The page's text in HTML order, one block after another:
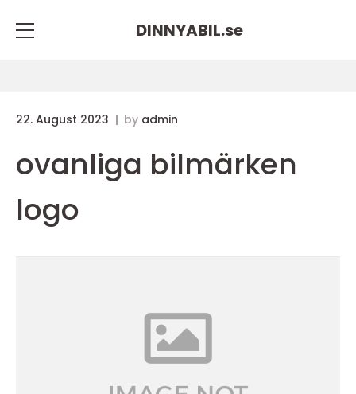
DINNYABIL.se
22. August 2023 by admin
ovanliga bilmärken
logo